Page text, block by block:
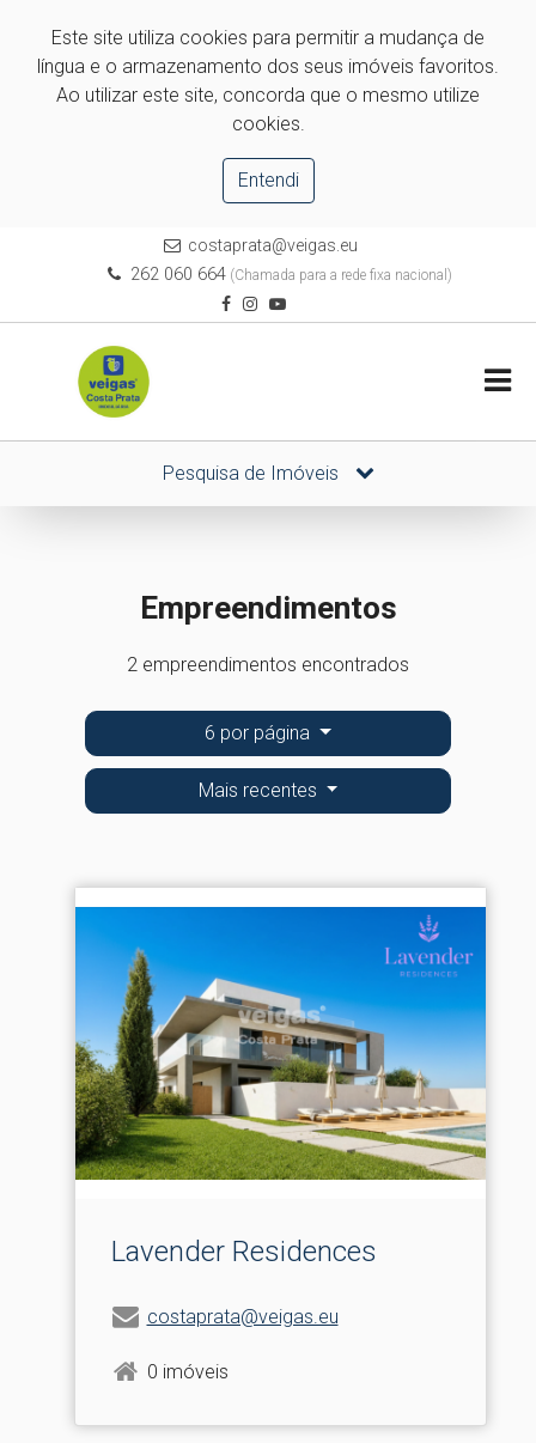
Este site utiliza cookies para permitir a mudança de
língua e o armazenamento dos seus imóveis favoritos.
Ao utilizar este site, concorda que o mesmo utilize
cookies.
Entendi
costaprata@veigas.eu
262 060 664(Chamada para a rede fixa nacional)
Pesquisa de Imóveis
Empreendimentos
2 empreendimentos encontrados
6 por página
Mais recentes
Lavender Residences
costaprata@veigas.eu
0 imóveis